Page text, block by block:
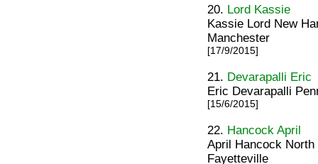
20. Lord Kassie
Kassie Lord New
Manchester
[17/9/2015]
21. Devarapalli Eric
Eric Devarapalli
[15/6/2015]
22. Hancock April
April Hancock
Fayetteville